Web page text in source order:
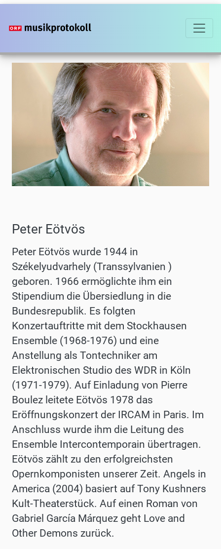
Direkt
zum
Peter Eötvös
Peter Eötvös wurde 1944 in
Székelyudvarhely (Transsylvanien )
geboren. 1966 ermöglichte ihm ein
Stipendium die Übersiedlung in die
Bundesrepublik. Es folgten
Konzertauftritte mit dem Stockhausen
Ensemble (1968-1976) und eine
Anstellung als Tontechniker am
Elektronischen Studio des WDR in Köln
(1971-1979). Auf Einladung von Pierre
Boulez leitete Eötvös 1978 das
Eröffnungskonzert der IRCAM in Paris. Im
Anschluss wurde ihm die Leitung des
Ensemble Intercontemporain übertragen.
Eötvös zählt zu den erfolgreichsten
Opernkomponisten unserer Zeit. Angels in
America (2004) basiert auf Tony Kushners
Kult-Theaterstück. Auf einen Roman von
Gabriel García Márquez geht Love and
Other Demons zurück.